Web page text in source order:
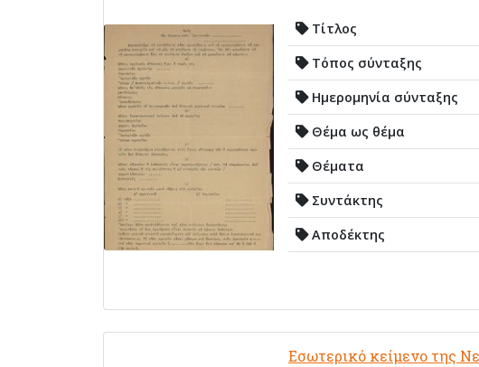
Τίτλος
Τόπος σύνταξης
Ημερομηνία σύνταξης
Θέμα ως θέμα
Θέματα
Συντάκτης
Αποδέκτης
Εσωτερικό κείμενο της